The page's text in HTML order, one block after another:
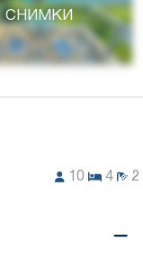
снимки
10 4 2